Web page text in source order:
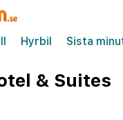
Hyrbil Sista
& Suites